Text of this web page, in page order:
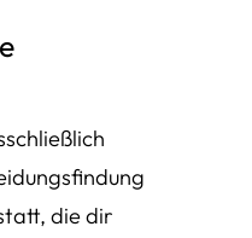
die dir